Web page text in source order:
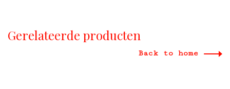
Gerelateerde producten
Back to home